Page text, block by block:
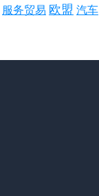
服务贸易 欧盟 汽车